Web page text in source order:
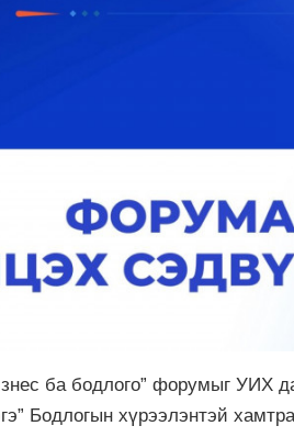
ба бодлого” форумыг УИХ
Бодлогын хүрээлэнтэй